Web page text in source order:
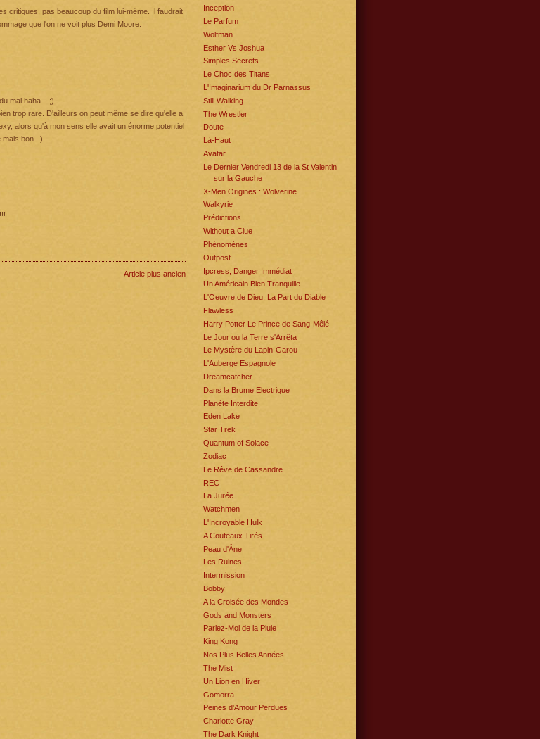
critiques, pas beaucoup du film lui-même. Il faudrait
que l'on ne voit plus Demi Moore.
mal haha... ;)
trop rare. D'ailleurs on peut même se dire qu'elle a
alors qu'à mon sens elle avait un énorme potentiel
bon...)
Article plus ancien
Inception
Le Parfum
Wolfman
Esther Vs Joshua
Simples Secrets
Le Choc des Titans
L'Imaginarium du Dr Parnassus
Still Walking
The Wrestler
Doute
Là-Haut
Avatar
Le Dernier Vendredi 13 de la St Valentin
sur la Gauche
X-Men Origines : Wolverine
Walkyrie
Prédictions
Without a Clue
Phénomènes
Outpost
Ipcress, Danger Immédiat
Un Américain Bien Tranquille
L'Oeuvre de Dieu, La Part du Diable
Flawless
Harry Potter Le Prince de Sang-Mêlé
Le Jour où la Terre s'Arrêta
Le Mystère du Lapin-Garou
L'Auberge Espagnole
Dreamcatcher
Dans la Brume Electrique
Planète Interdite
Eden Lake
Star Trek
Quantum of Solace
Zodiac
Le Rêve de Cassandre
REC
La Jurée
Watchmen
L'Incroyable Hulk
A Couteaux Tirés
Peau d'Âne
Les Ruines
Intermission
Bobby
A la Croisée des Mondes
Gods and Monsters
Parlez-Moi de la Pluie
King Kong
Nos Plus Belles Années
The Mist
Un Lion en Hiver
Gomorra
Peines d'Amour Perdues
Charlotte Gray
The Dark Knight